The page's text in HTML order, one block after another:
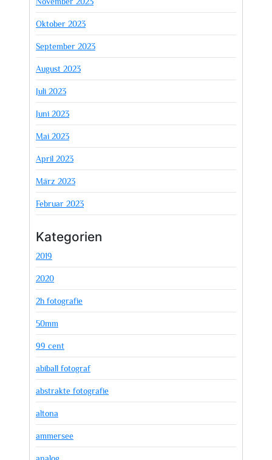
Oktober 2023
September 2023
August 2023
Juli 2023
Juni 2023
Mai 2023
April 2023
März 2023
Februar 2023
Kategorien
2019
2020
2h fotografie
50mm
99 cent
abiball fotograf
abstrakte fotografie
altona
ammersee